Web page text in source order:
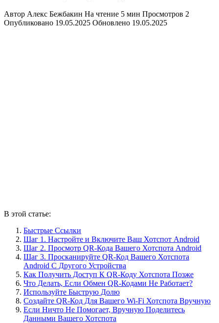
Автор Алекс Бежбакин На чтение 5 мин Просмотров 2
Опубликовано 19.05.2025 Обновлено 19.05.2025
В этой статье:
Быстрые Ссылки
Шаг 1. Настройте и Включите Ваш Хотспот Android
Шаг 2. Просмотр QR-Кода Вашего Хотспота Android
Шаг 3. Просканируйте QR-Код Вашего Хотспота
Android С Другого Устройства
Как Получить Доступ К QR-Коду Хотспота Позже
Что Делать, Если Обмен QR-Кодами Не Работает?
Используйте Быструю Долю
Создайте QR-Код Для Вашего Wi-Fi Хотспота Вручную
Если Ничто Не Помогает, Вручную Поделитесь
Данными Вашего Хотспота